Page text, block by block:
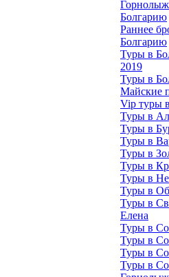
Болгарию
Раннее
Болгарию
Туры в
2019
Туры в
Майские
Vip туры
Туры в
Туры в
Туры в
Туры в
Туры в
Туры в
Туры в
Туры в
Елена
Туры в
Туры в
Туры в
Туры в